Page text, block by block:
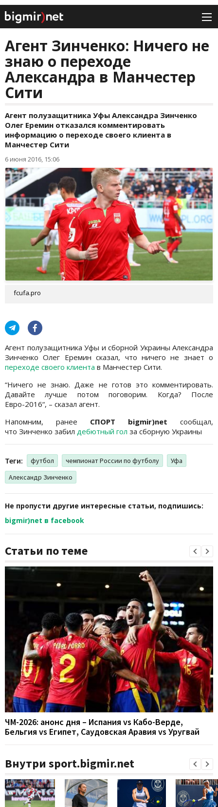
Агент Зинченко: Ничего не
знаю о переходе
Александра в Манчестер
Сити
Агент полузащитника Уфы Александра Зинченко
Олег Еремин отказался комментировать
информацию о переходе своего клиента в
Манчестер Сити
6 июня 2016, 15:06
fcufa.pro
Агент полузащитника Уфы и сборной Украины Александра
Зинченко Олег Еремин сказал, что ничего не знает о
переходе своего клиента в Манчестер Сити.
“Ничего не знаю. Даже не готов это комментировать.
Давайте лучше потом поговорим. Когда? После
Евро-2016“, – сказал агент.
Напомним, ранее СПОРТ bigmir)net сообщал,
что Зинченко забил дебютный гол за сборную Украины
Теги: футбол чемпионат России по футболу
Уфа
Александр Зинченко
Не пропусти другие интересные статьи, подпишись:
bigmir)net в facebook
Статьи по теме
ЧМ-2026: анонс дня – Испания vs Кабо-Верде,
Бельгия vs Египет, Саудовская Аравия vs Уругвай
Внутри sport.bigmir.net